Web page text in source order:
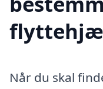
Når du skal